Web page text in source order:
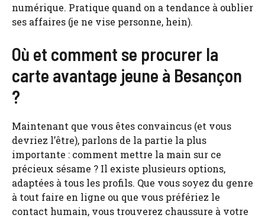
numérique. Pratique quand on a tendance à oublier
ses affaires (je ne vise personne, hein).
Où et comment se procurer la
carte avantage jeune à Besançon
?
Maintenant que vous êtes convaincus (et vous
devriez l’être), parlons de la partie la plus
importante : comment mettre la main sur ce
précieux sésame ? Il existe plusieurs options,
adaptées à tous les profils. Que vous soyez du genre
à tout faire en ligne ou que vous préfériez le
contact humain, vous trouverez chaussure à votre